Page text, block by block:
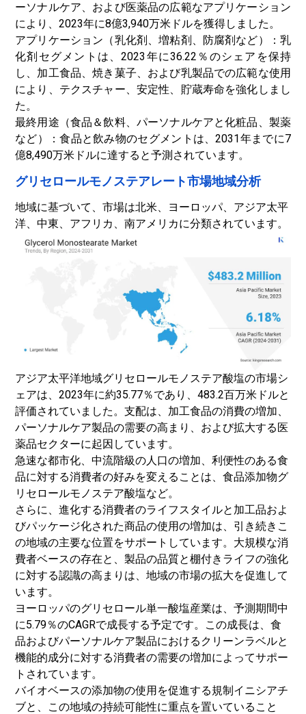
ーソナルケア、および医薬品の広範なアプリケーション
により、2023年に8億3,940万米ドルを獲得しました。
アプリケーション（乳化剤、増粘剤、防腐剤など）：乳
化剤セグメントは、2023年に36.22％のシェアを保持
し、加工食品、焼き菓子、および乳製品での広範な使用
により、テクスチャー、安定性、貯蔵寿命を強化しまし
た。
最終用途（食品＆飲料、パーソナルケアと化粧品、製薬
など）：食品と飲み物のセグメントは、2031年までに7
億8,490万米ドルに達すると予測されています。
グリセロールモノステアレート市場地域分析
地域に基づいて、市場は北米、ヨーロッパ、アジア太平
洋、中東、アフリカ、南アメリカに分類されています。
アジア太平洋地域グリセロールモノステア酸塩の市場シ
ェアは、2023年に約35.77％であり、483.2百万米ドルと
評価されていました。支配は、加工食品の消費の増加、
パーソナルケア製品の需要の高まり、および拡大する医
薬品セクターに起因しています。
急速な都市化、中流階級の人口の増加、利便性のある食
品に対する消費者の好みを変えることは、 食品添加物グ
リセロールモノステア酸塩など。
さらに、進化する消費者のライフスタイルと加工品およ
びパッケージ化された商品の使用の増加は、引き続きこ
の地域の主要な位置をサポートしています。大規模な消
費者ベースの存在と、製品の品質と棚付きライフの強化
に対する認識の高まりは、地域の市場の拡大を促進して
います。
ヨーロッパのグリセロール単一酸塩産業は、予測期間中
に5.79％のCAGRで成長する予定です。この成長は、食
品およびパーソナルケア製品におけるクリーンラベルと
機能的成分に対する消費者の需要の増加によってサポー
トされています。
バイオベースの添加物の使用を促進する規制イニシアチ
ブと、この地域の持続可能性に重点を置いていること